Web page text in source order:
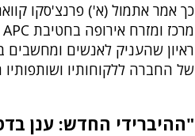
כך אמר אתמול (א') פרנצ'סקו
ראיון שהעניק לאנשים
של החברה ללקוחותיו
"ההיברידי החדש: ענן